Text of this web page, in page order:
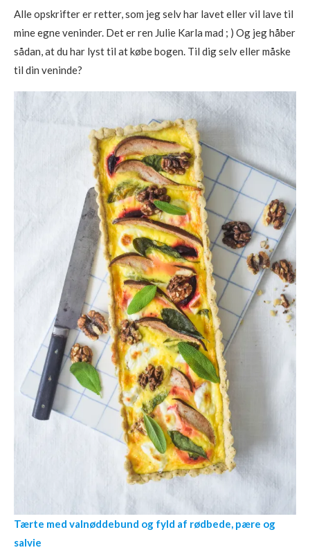
Alle opskrifter er retter, som jeg selv har lavet eller vil lave til
mine egne veninder. Det er ren Julie Karla mad ; ) Og jeg håber
sådan, at du har lyst til at købe bogen. Til dig selv eller måske
til din veninde?
Tærte med valnøddebund og fyld af rødbede, pære og
salvie